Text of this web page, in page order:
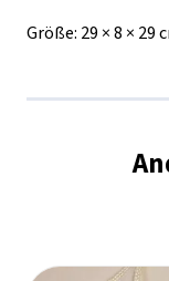
Größe: 29 × 8 × 29